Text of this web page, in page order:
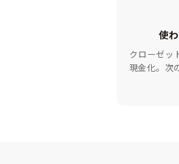
使
クローゼッ
現金化。次